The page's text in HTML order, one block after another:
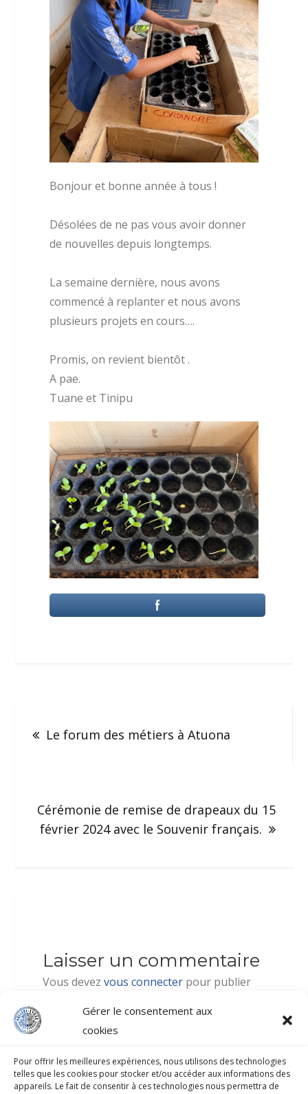
Gérer le consentement aux
cookies
Pour offrir les meilleures expériences, nous utilisons des technologies
telles que les cookies pour stocker et/ou accéder aux informations des
appareils. Le fait de consentir à ces technologies nous permettra de
Bonjour et bonne année à tous !
Désolées de ne pas vous avoir donner
de nouvelles depuis longtemps.
La semaine dernière, nous avons
commencé à replanter et nous avons
plusieurs projets en cours….
Promis, on revient bientôt .
A pae.
Tuane et Tinipu
Le forum des métiers à Atuona
Cérémonie de remise de drapeaux du 15
février 2024 avec le Souvenir français.
Laisser un commentaire
Vous devezvous connecter pour publier